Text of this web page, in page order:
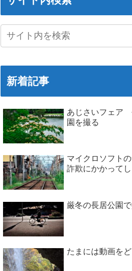
新着記事
あじさいフェア
園を撮る
マイクロソフト
詐欺にかかって
厳冬の長居公園
たまには動画を